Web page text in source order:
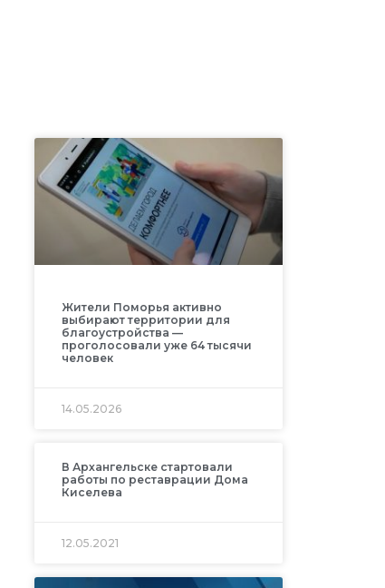
Жители Поморья активно
выбирают территории для
благоустройства —
проголосовали уже 64 тысячи
человек
14.05.2026
В Архангельске стартовали
работы по реставрации Дома
Киселева
12.05.2021